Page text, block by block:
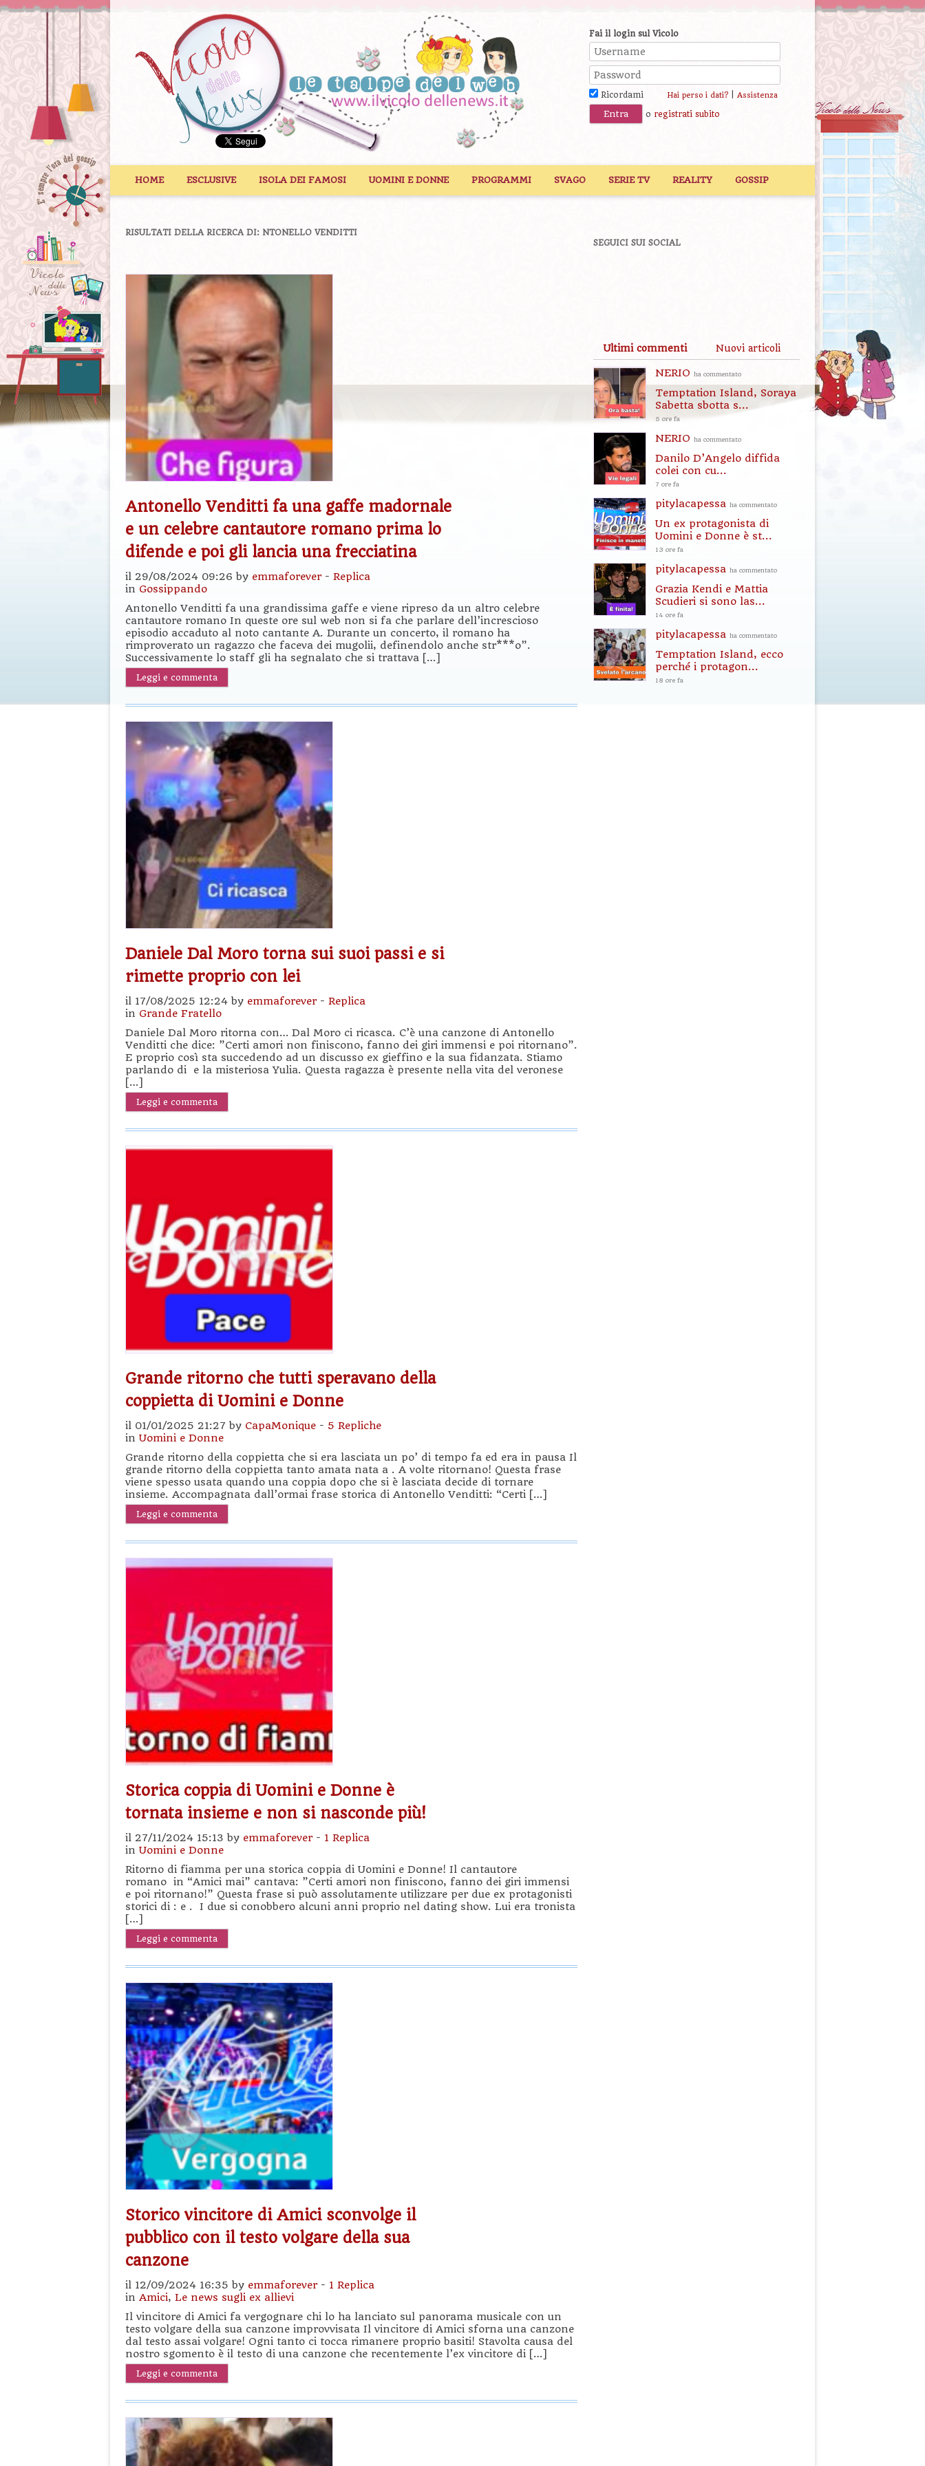
Fai il login sul Vicolo
Ricordami Hai perso i dati?| Assistenza
o registrati subito
HOME ESCLUSIVE ISOLA DEI FAMOSI UOMINI E DONNE PROGRAMMI SVAGO SERIE TV REALITY GOSSIP
RISULTATI DELLA RICERCA DI: NTONELLO VENDITTI
Antonello Venditti fa una gaffe madornale
e un celebre cantautore romano prima lo
difende e poi gli lancia una frecciatina
il 29/08/2024 09:26 by emmaforever- Replica
in Gossippando
Antonello Venditti fa una grandissima gaffe e viene ripreso da un altro celebre
cantautore romano In queste ore sul web non si fa che parlare dell’increscioso
episodio accaduto al noto cantante A. Durante un concerto, il romano ha
rimproverato un ragazzo che faceva dei mugolii, definendolo anche str***o”.
Successivamente lo staff gli ha segnalato che si trattava […]
Leggi e commenta
Daniele Dal Moro torna sui suoi passi e si
rimette proprio con lei
il 17/08/2025 12:24 by emmaforever- Replica
in Grande Fratello
Daniele Dal Moro ritorna con… Dal Moro ci ricasca. C’è una canzone di Antonello
Venditti che dice: ”Certi amori non finiscono, fanno dei giri immensi e poi ritornano”.
E proprio così sta succedendo ad un discusso ex gieffino e la sua fidanzata. Stiamo
parlando di e la misteriosa Yulia. Questa ragazza è presente nella vita del veronese
[…]
Leggi e commenta
Grande ritorno che tutti speravano della
coppietta di Uomini e Donne
il 01/01/2025 21:27 by CapaMonique - 5 Repliche
in Uomini e Donne
Grande ritorno della coppietta che si era lasciata un po’ di tempo fa ed era in pausa Il
grande ritorno della coppietta tanto amata nata a . A volte ritornano! Questa frase
viene spesso usata quando una coppia dopo che si è lasciata decide di tornare
insieme. Accompagnata dall’ormai frase storica di Antonello Venditti: “Certi […]
Leggi e commenta
Storica coppia di Uomini e Donne è
tornata insieme e non si nasconde più!
il 27/11/2024 15:13 by emmaforever- 1 Replica
in Uomini e Donne
Ritorno di fiamma per una storica coppia di Uomini e Donne! Il cantautore
romano in “Amici mai” cantava: ”Certi amori non finiscono, fanno dei giri immensi
e poi ritornano!” Questa frase si può assolutamente utilizzare per due ex protagonisti
storici di : e . I due si conobbero alcuni anni proprio nel dating show. Lui era tronista
[…]
Leggi e commenta
Storico vincitore di Amici sconvolge il
pubblico con il testo volgare della sua
canzone
il 12/09/2024 16:35 by emmaforever- 1 Replica
in Amici, Le news sugli ex allievi
Il vincitore di Amici fa vergognare chi lo ha lanciato sul panorama musicale con un
testo volgare della sua canzone improvvisata Il vincitore di Amici sforna una canzone
dal testo assai volgare! Ogni tanto ci tocca rimanere proprio basiti! Stavolta causa del
nostro sgomento è il testo di una canzone che recentemente l’ex vincitore di […]
Leggi e commenta
SEGUICI SUI SOCIAL
Ultimi commenti Nuovi articoli
NERIO ha commentato
Temptation Island, Soraya
Sabetta sbotta s...
5 ore fa
NERIO ha commentato
Danilo D’Angelo diffida
colei con cu...
7 ore fa
pitylacapessa ha commentato
Un ex protagonista di
Uomini e Donne è st...
13 ore fa
pitylacapessa ha commentato
Grazia Kendi e Mattia
Scudieri si sono las...
14 ore fa
pitylacapessa ha commentato
Temptation Island, ecco
perché i protagon...
18 ore fa